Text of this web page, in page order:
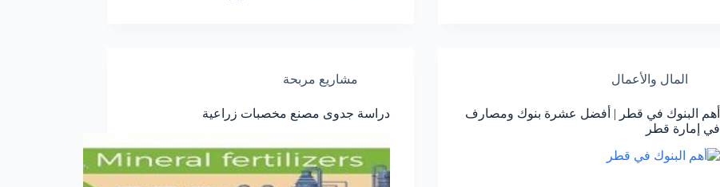
المال والأعمال
أهم البنوك في قطر | أفضل عشرة بنوك ومصارف
في إمارة قطر
مشاريع مربحة
دراسة جدوى مصنع مخصبات زراعية